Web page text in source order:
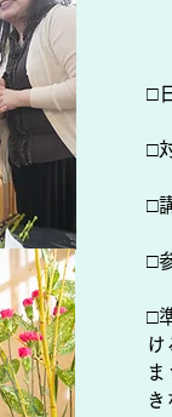
□
□
□
□
□
け